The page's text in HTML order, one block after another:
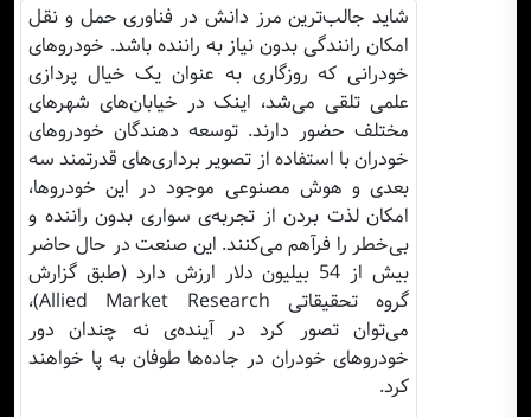
شاید جالب‌ترین مرز دانش در فناوری حمل و نقل
امکان رانندگی بدون نیاز به راننده باشد. خودروهای
خودرانی که روزگاری به عنوان یک خیال پردازی
علمی تلقی می‌شد، اینک در خیابان‌های شهرهای
مختلف حضور دارند. توسعه دهندگان خودروهای
خودران با استفاده از تصویر برداری‌های قدرتمند سه
بعدی و هوش مصنوعی موجود در این خودروها،
امکان لذت بردن از تجربه‌ی سواری بدون راننده و
بی‌خطر را فرآهم می‌کنند. این صنعت در حال حاضر
بیش از 54 بیلیون دلار ارزش دارد (طبق گزارش
گروه تحقیقاتی Allied Market Research)،
می‌توان تصور کرد در آینده‌ی نه چندان دور
خودروهای خودران در جاده‌ها طوفان به پا خواهند
کرد.